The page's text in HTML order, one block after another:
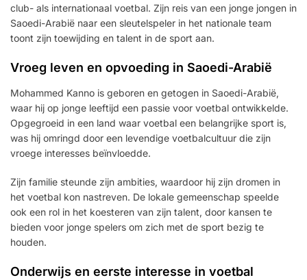
club- als internationaal voetbal. Zijn reis van een jonge jongen in
Saoedi-Arabië naar een sleutelspeler in het nationale team
toont zijn toewijding en talent in de sport aan.
Vroeg leven en opvoeding in Saoedi-Arabië
Mohammed Kanno is geboren en getogen in Saoedi-Arabië,
waar hij op jonge leeftijd een passie voor voetbal ontwikkelde.
Opgegroeid in een land waar voetbal een belangrijke sport is,
was hij omringd door een levendige voetbalcultuur die zijn
vroege interesses beïnvloedde.
Zijn familie steunde zijn ambities, waardoor hij zijn dromen in
het voetbal kon nastreven. De lokale gemeenschap speelde
ook een rol in het koesteren van zijn talent, door kansen te
bieden voor jonge spelers om zich met de sport bezig te
houden.
Onderwijs en eerste interesse in voetbal